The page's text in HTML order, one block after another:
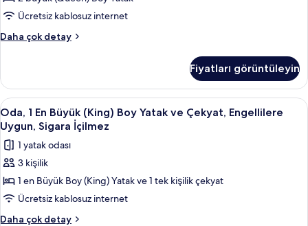
Yatak,
İçilmez
fotoğrafları
görün
Ücretsiz kablosuz internet
Daha çok detay
Standard
(Queen)
Boy
Yatak,
Sigara
İçilmez
hakkında
daha
detay
Fiyatları görüntüleyin
Oda,
1
En
Büyük
(King)
Boy
Yatak
ve
Kaliteli yatak takımı, masa, ses
5
Oda, 1 En Büyük (King) Boy Yatak ve Çekyat, Engellilere
Uygun, Sigara İçilmez
1 yatak odası
3 kişilik
1 en Büyük Boy (King) Yatak ve 1 tek kişilik çekyat
Ücretsiz kablosuz internet
Daha çok detay
Oda,